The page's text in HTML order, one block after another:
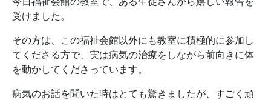
受けました。
その方は、この福祉会館以外にも教室に積極的に参加し
てくださる方で、実は病気の治療をしながら前向きに体
を動かしてくださっています。
病気のお話を聞いた時はとても驚きましたが、すごく頑